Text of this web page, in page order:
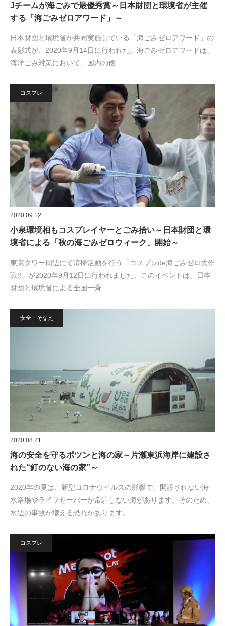
Jチームが海ごみで最優秀賞～日本財団と環境省が主催
する「海ごみゼロアワード」～
日本財団と環境省が共同実施している「海ごみゼロアワード」の
表彰式が、2020年9月14日に行われた。海ごみゼロアワードは、
海洋ごみ対策において、国内の優…
コスプレ
2020.09.12
小泉環境相もコスプレイヤーとごみ拾い～日本財団と環
境省による「秋の海ごみゼロウィーク」開始～
東京タワー周辺にて清掃活動を行う「コスプレde海ごみゼロ大作
戦!!」が2020年9月12日に行われました。このイベントは、日本
財団と環境省による全国一斉…
安全・そなえ
2020.08.21
海の安全を守るポツンと海の家～片瀬東浜海岸に建設さ
れた“釘のない海の家”～
2020年の夏は、新型コロナウイルスの影響で、開設されない海
水浴場やライフセーバーが常駐しない海があります。そのため、
水辺の事故が増える恐れがあります。…
コスプレ